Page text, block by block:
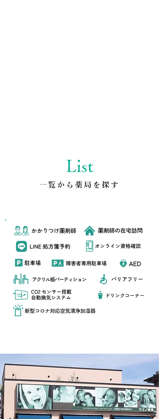
List
​一覧から薬局を探す